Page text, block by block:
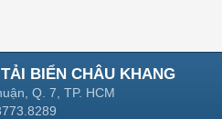
BIỂN CHÂU KHANG
Q. 7, TP. HCM